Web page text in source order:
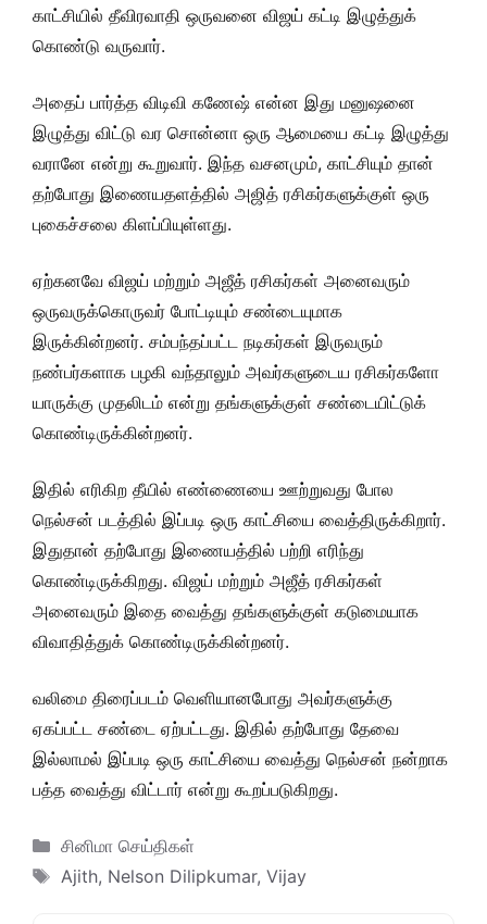
காட்சியில் தீவிரவாதி ஒருவனை விஜய் கட்டி இழுத்துக்
கொண்டு வருவார்.
அதைப் பார்த்த விடிவி கணேஷ் என்ன இது மனுஷனை
இழுத்து விட்டு வர சொன்னா ஒரு ஆமையை கட்டி இழுத்து
வரானே என்று கூறுவார். இந்த வசனமும், காட்சியும் தான்
தற்போது இணையதளத்தில் அஜித் ரசிகர்களுக்குள் ஒரு
புகைச்சலை கிளப்பியுள்ளது.
ஏற்கனவே விஜய் மற்றும் அஜீத் ரசிகர்கள் அனைவரும்
ஒருவருக்கொருவர் போட்டியும் சண்டையுமாக
இருக்கின்றனர். சம்பந்தப்பட்ட நடிகர்கள் இருவரும்
நண்பர்களாக பழகி வந்தாலும் அவர்களுடைய ரசிகர்களோ
யாருக்கு முதலிடம் என்று தங்களுக்குள் சண்டையிட்டுக்
கொண்டிருக்கின்றனர்.
இதில் எரிகிற தீயில் எண்ணையை ஊற்றுவது போல
நெல்சன் படத்தில் இப்படி ஒரு காட்சியை வைத்திருக்கிறார்.
இதுதான் தற்போது இணையத்தில் பற்றி எரிந்து
கொண்டிருக்கிறது. விஜய் மற்றும் அஜீத் ரசிகர்கள்
அனைவரும் இதை வைத்து தங்களுக்குள் கடுமையாக
விவாதித்துக் கொண்டிருக்கின்றனர்.
வலிமை திரைப்படம் வெளியானபோது அவர்களுக்கு
ஏகப்பட்ட சண்டை ஏற்பட்டது. இதில் தற்போது தேவை
இல்லாமல் இப்படி ஒரு காட்சியை வைத்து நெல்சன் நன்றாக
பத்த வைத்து விட்டார் என்று கூறப்படுகிறது.
Categories
சினிமா செய்திகள்
Tags
Ajith, Nelson Dilipkumar, Vijay